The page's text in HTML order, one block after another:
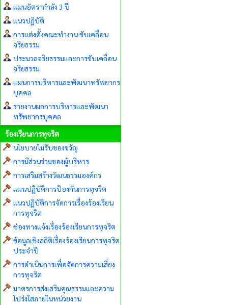
แผนอัตรากำลัง 3 ปี
แนวปฏิบัติ
การแต่งตั้งคณะทำงาน ขับเคลื่อน
จริยธรรม
ประมวลจริยธรรมและการขับเคลื่อน
จริยธรรม
แผนการบริหารและพัฒนาทรัพยากร
บุคคล
รายงานผลการบริหารและพัฒนา
ทรัพยากรบุคคล
ร้องเรียนการทุจริต
นโยบายไม่รับของขวัญ
การมีส่วนร่วมของผู้บริหาร
การเสริมสร้างวัฒนธรรมองค์กร
แผนปฏิบัติการป้องกันการทุจริต
แนวปฏิบัติการจัดการเรื่องร้องเรียน
การทุจริต
ช่องทางแจ้งเรื่องร้องเรียนการทุจริต
ข้อมูลเชิงสถิติเรื่องร้องเรียนการทุจริต
ประจำปี
การดำเนินการเพื่อจัดการความเสี่ยง
การทุจริต
มาตรการส่งเสริมคุณธรรมและความ
โปร่งใสภายในหน่วยงาน